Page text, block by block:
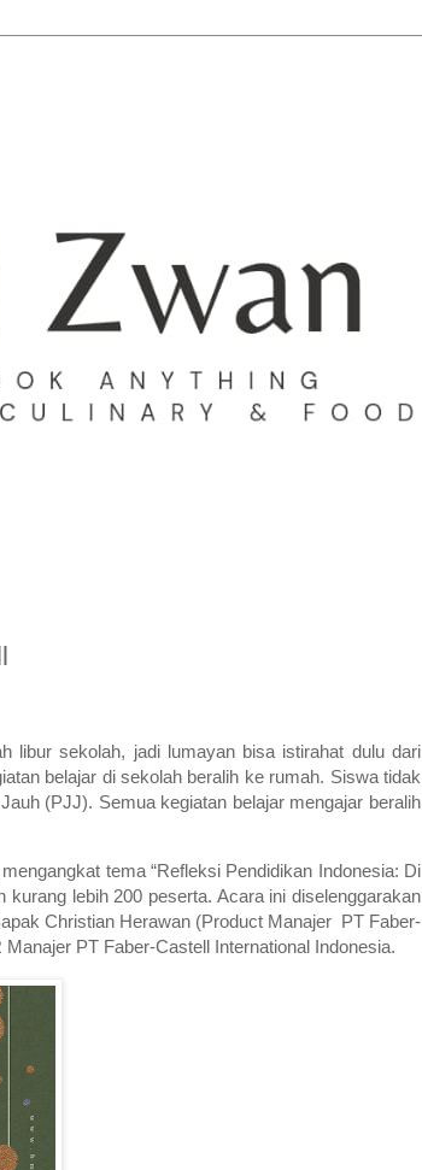
libur sekolah, jadi lumayan bisa istirahat dulu dari
belajar di sekolah beralih ke rumah. Siswa tidak
(PJJ). Semua kegiatan belajar mengajar beralih
tema “Refleksi Pendidikan Indonesia: Di
lebih 200 peserta. Acara ini diselenggarakan
Christian Herawan (Product Manajer PT Faber-
PT Faber-Castell International Indonesia.